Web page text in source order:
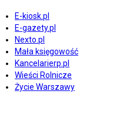
E-kiosk.pl
E-gazety.pl
Nexto.pl
Mała księgowość
Kancelarierp.pl
Wieści Rolnicze
Życie Warszawy